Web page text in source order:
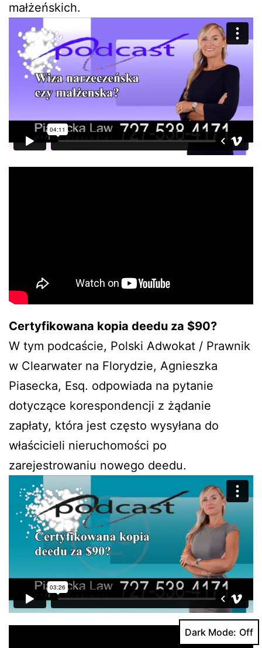
małżeńskich.
Certyfikowana kopia deedu za $90?
W tym podcaście, Polski Adwokat / Prawnik
w Clearwater na Florydzie, Agnieszka
Piasecka, Esq. odpowiada na pytanie
dotyczące korespondencji z żądanie
zapłaty, która jest często wysyłana do
właścicieli nieruchomości po
zarejestrowaniu nowego deedu.
Dark Mode: